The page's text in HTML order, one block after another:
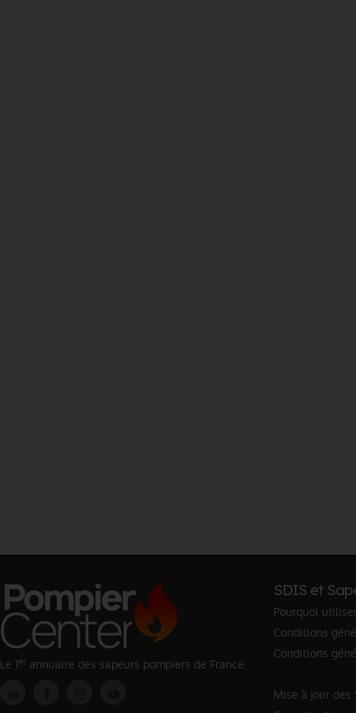
Le 1er annuaire des sapeurs pompiers de France.
SDIS et
Pourquoi
Conditions
Conditions
Mise à jour des